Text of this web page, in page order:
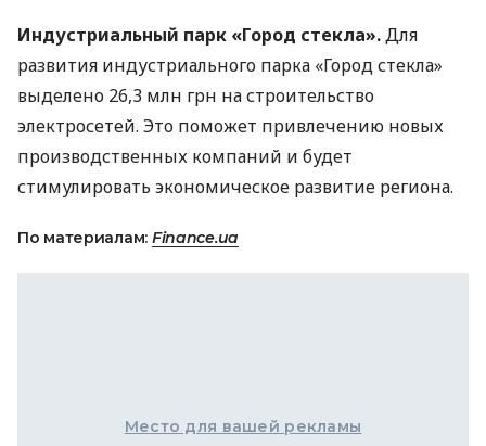
Индустриальный парк «Город стекла».Для
развития индустриального парка «Город стекла»
выделено 26,3 млн грн на строительство
электросетей. Это поможет привлечению новых
производственных компаний и будет
стимулировать экономическое развитие региона.
По материалам: Finance.ua
Место для вашей рекламы